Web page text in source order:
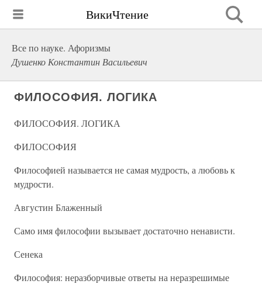
ВикиЧтение
Все по науке. Афоризмы
Душенко Константин Васильевич
ФИЛОСОФИЯ. ЛОГИКА
ФИЛОСОФИЯ. ЛОГИКА
ФИЛОСОФИЯ
Философией называется не самая мудрость, а любовь к
мудрости.
Августин Блаженный
Само имя философии вызывает достаточно ненависти.
Сенека
Философия: неразборчивые ответы на неразрешимые